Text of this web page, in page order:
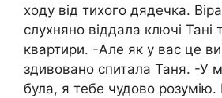
ходу від тихого дядечка.
слухняно віддала ключі Тані
квартири. -Але як у вас це
здивовано спитала Таня. -У
була, я тебе чудово